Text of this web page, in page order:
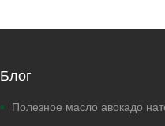
Блог
Полезное масло авокадо